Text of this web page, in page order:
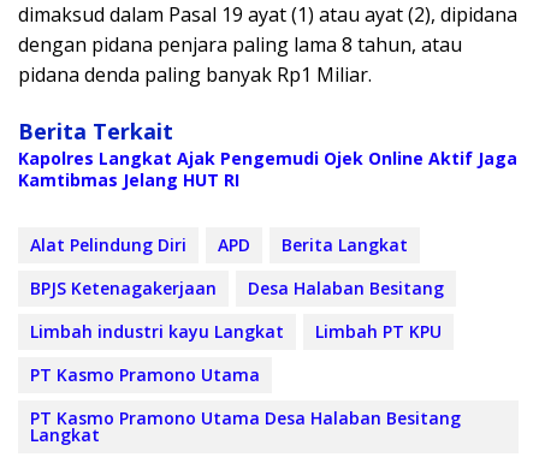
dimaksud dalam Pasal 19 ayat (1) atau ayat (2), dipidana
dengan pidana penjara paling lama 8 tahun, atau
pidana denda paling banyak Rp1 Miliar.
Berita Terkait
Kapolres Langkat Ajak Pengemudi Ojek Online Aktif Jaga
Kamtibmas Jelang HUT RI
Alat Pelindung Diri APD
Berita Langkat
BPJS Ketenagakerjaan
Desa Halaban Besitang
Limbah industri kayu Langkat
Limbah PT KPU
PT Kasmo Pramono Utama
PT Kasmo Pramono Utama Desa Halaban Besitang
Langkat